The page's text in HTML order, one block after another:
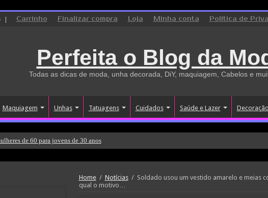
Carrinho Finalizar compra Loja Minha conta Politica de
Perfeita o Blog da
Todas as dicas de moda, unha decorada, DiY, maquiagem, Cabelos e
Maquiagem Unhas Tatuagens Cuidados Saúde e Lazer
de 60 para jovens de 30 anos
Home / Notícias / Soldado usou um vestido amarelo e meias
qual o motivo…